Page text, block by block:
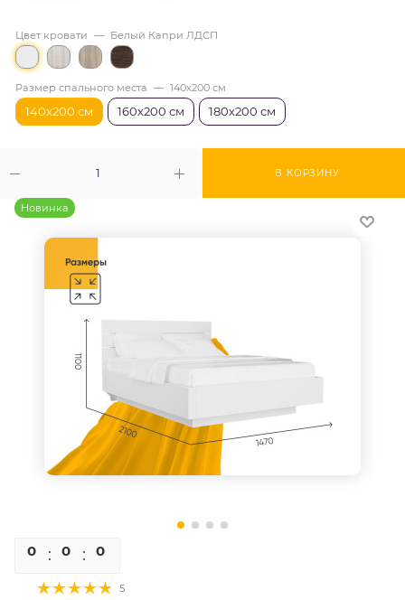
В КОРЗИНУ
Цвет кровати — Белый Капри ЛДСП
Размер спального места — 140х200 см
140х200 см 160х200 см 180х200 см
Новинка
0 0 0
5